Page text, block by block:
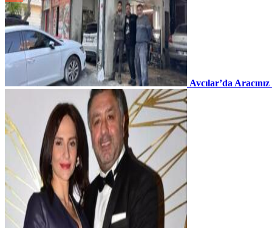
Avcılar’da